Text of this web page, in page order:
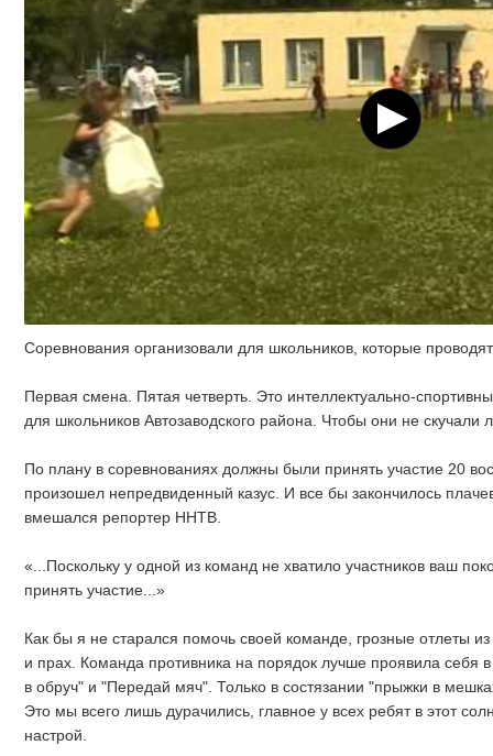
Соревнования организовали для школьников, которые
Первая смена. Пятая четверть. Это интеллектуально-
для школьников Автозаводского района. Чтобы они не скучали
По плану в соревнованиях должны были принять участие 20
произошел непредвиденный казус. И все бы закончилось
вмешался репортер ННТВ.
«...Поскольку у одной из команд не хватило участников ваш
принять участие...»
Как бы я не старался помочь своей команде, грозные отлеты
и прах. Команда противника на порядок лучше проявила себя
в обруч" и "Передай мяч". Только в состязании "прыжки в
Это мы всего лишь дурачились, главное у всех ребят в этот
настрой.